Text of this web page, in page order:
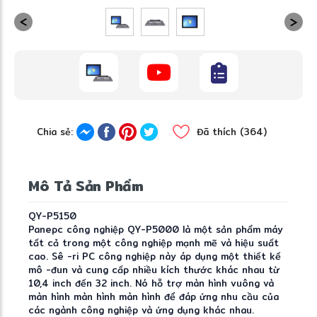
Chia sẻ: Đã thích (364)
Mô Tả Sản Phẩm
QY-P5150
Panepc công nghiệp QY-P5000 là một sản phẩm máy
tất cả trong một công nghiệp mạnh mẽ và hiệu suất
cao. Sê -ri PC công nghiệp này áp dụng một thiết kế
mô -đun và cung cấp nhiều kích thước khác nhau từ
10,4 inch đến 32 inch. Nó hỗ trợ màn hình vuông và
màn hình màn hình màn hình để đáp ứng nhu cầu của
các ngành công nghiệp và ứng dụng khác nhau.